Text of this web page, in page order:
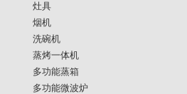
灶具
烟机
洗碗机
蒸烤一体机
多功能蒸箱
多功能微波炉